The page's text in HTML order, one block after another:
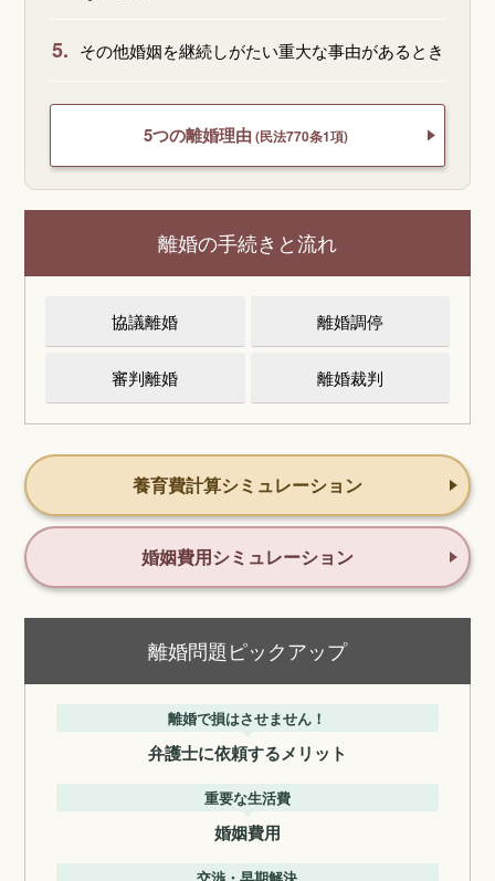
5. その他婚姻を継続しがたい重大な事由があるとき
5つの離婚理由 (民法770条1項)
離婚の手続きと流れ
協議離婚 離婚調停
審判離婚 離婚裁判
養育費計算シミュレーション
婚姻費用シミュレーション
離婚問題ピックアップ
離婚で損はさせません！
弁護士に依頼するメリット
重要な生活費
婚姻費用